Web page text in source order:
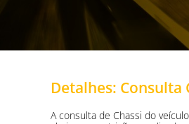
Detalhes: Consulta
A consulta de Chassi do